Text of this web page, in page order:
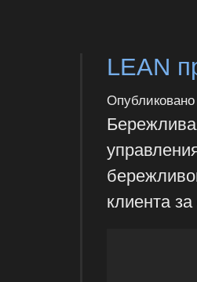
LEAN
Опубликовано
клиента